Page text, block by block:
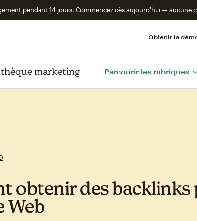
pendant 14 jours. Commencez dès aujourd'hui — aucune
Obtenir la
marketing Parcourir les rubriques
obtenir des backlinks
Web